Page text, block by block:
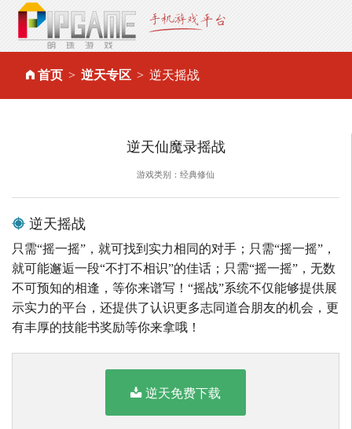
首页 逆天专区 逆天摇战
逆天仙魔录摇战
游戏类别：经典修仙
逆天摇战
只需“摇一摇”，就可找到实力相同的对手；只需“摇一摇”，
就可能邂逅一段“不打不相识”的佳话；只需“摇一摇”，无数
不可预知的相逢，等你来谱写！“摇战”系统不仅能够提供展
示实力的平台，还提供了认识更多志同道合朋友的机会，更
有丰厚的技能书奖励等你来拿哦！
逆天免费下载